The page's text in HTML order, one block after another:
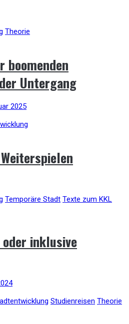
Theorie
boomenden
Untergang
2025
Temporäre Stadt Texte zum KKL
inklusive
Studienreisen Theorie